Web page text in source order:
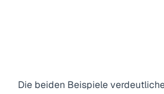
Die beiden Beispiele